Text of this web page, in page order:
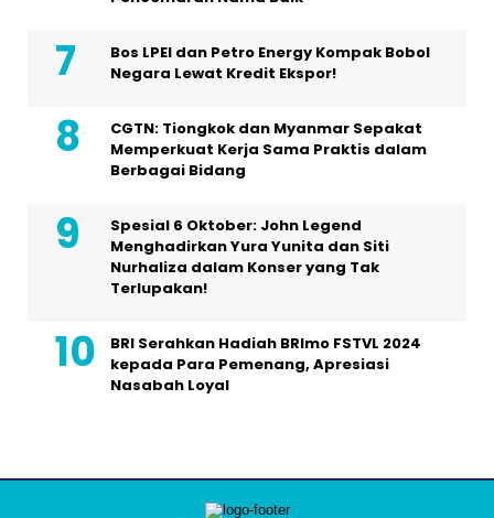
Bos LPEI dan Petro Energy Kompak Bobol
Negara Lewat Kredit Ekspor!
CGTN: Tiongkok dan Myanmar Sepakat
Memperkuat Kerja Sama Praktis dalam
Berbagai Bidang
Spesial 6 Oktober: John Legend
Menghadirkan Yura Yunita dan Siti
Nurhaliza dalam Konser yang Tak
Terlupakan!
BRI Serahkan Hadiah BRImo FSTVL 2024
kepada Para Pemenang, Apresiasi
Nasabah Loyal